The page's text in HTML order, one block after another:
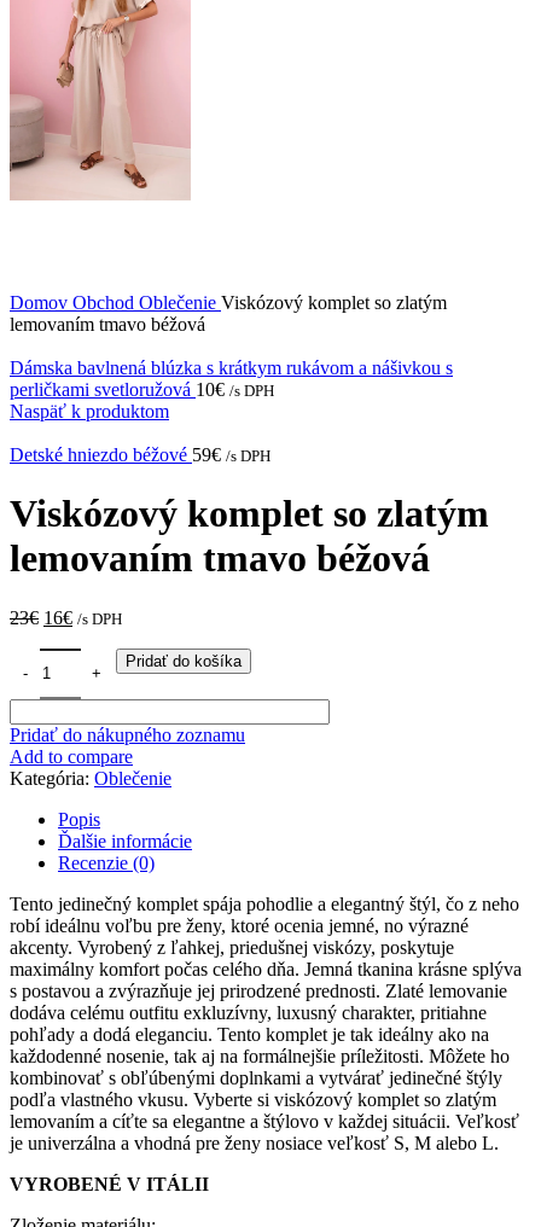
Domov Obchod Oblečenie Viskózový komplet so zlatým
lemovaním tmavo béžová
Dámska bavlnená blúzka s krátkym rukávom a nášivkou s
perličkami svetloružová 10€ /s DPH
Naspäť k produktom
Detské hniezdo béžové 59€ /s DPH
Viskózový komplet so zlatým
lemovaním tmavo béžová
23€ Original
23€.
16€Current
16€.
/s DPH
množstvo Viskózový komplet so zlatým lemovaním tmavo béžová
Pridať do košíka
Pridať do nákupného zoznamu
Add to compare
Kategória: Oblečenie
Popis
Ďalšie informácie
Recenzie (0)
Tento jedinečný komplet spája pohodlie a elegantný štýl, čo z neho
robí ideálnu voľbu pre ženy, ktoré ocenia jemné, no výrazné
akcenty. Vyrobený z ľahkej, priedušnej viskózy, poskytuje
maximálny komfort počas celého dňa. Jemná tkanina krásne splýva
s postavou a zvýrazňuje jej prirodzené prednosti. Zlaté lemovanie
dodáva celému outfitu exkluzívny, luxusný charakter, pritiahne
pohľady a dodá eleganciu. Tento komplet je tak ideálny ako na
každodenné nosenie, tak aj na formálnejšie príležitosti. Môžete ho
kombinovať s obľúbenými doplnkami a vytvárať jedinečné štýly
podľa vlastného vkusu. Vyberte si viskózový komplet so zlatým
lemovaním a cíťte sa elegantne a štýlovo v každej situácii. Veľkosť
je univerzálna a vhodná pre ženy nosiace veľkosť S, M alebo L.
VYROBENÉ V ITÁLII